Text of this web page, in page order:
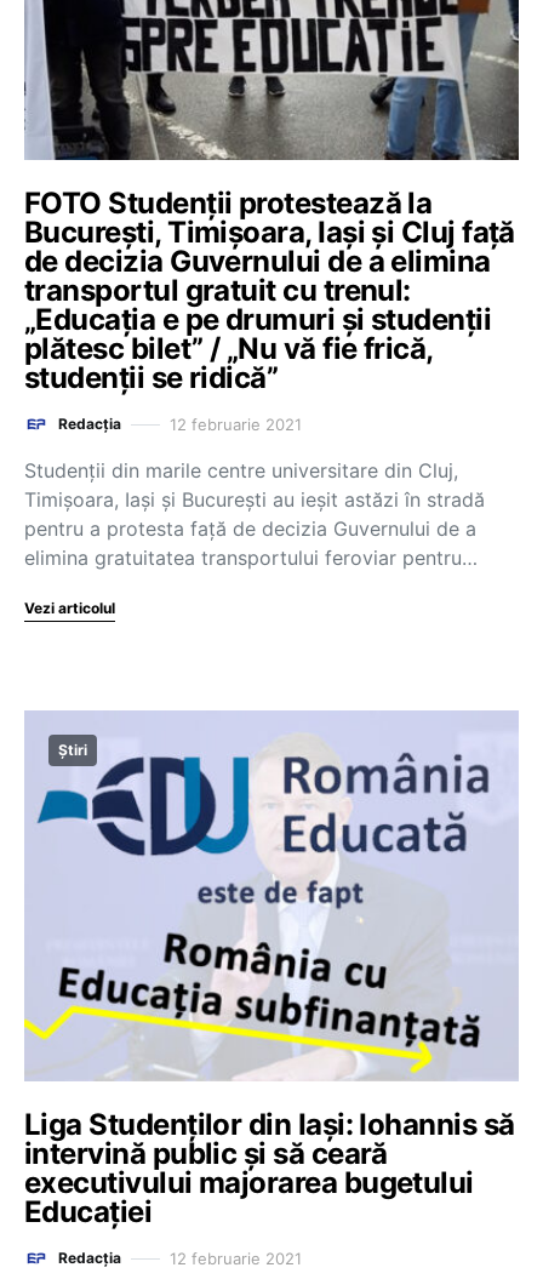
FOTO Studenții protestează la
București, Timișoara, Iași și Cluj față
de decizia Guvernului de a elimina
transportul gratuit cu trenul:
„Educația e pe drumuri și studenții
plătesc bilet” / „Nu vă fie frică,
studenții se ridică”
Redacția 12 februarie 2021
Studenții din marile centre universitare din Cluj,
Timișoara, Iași și București au ieșit astăzi în stradă
pentru a protesta față de decizia Guvernului de a
elimina gratuitatea transportului feroviar pentru…
Vezi articolul
Știri
Liga Studenților din Iași: Iohannis să
intervină public și să ceară
executivului majorarea bugetului
Educației
Redacția 12 februarie 2021